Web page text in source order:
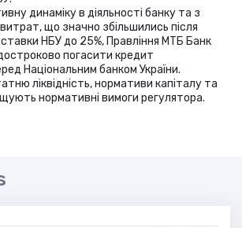
динаміку в діяльності банку та з
що значно збільшились після
ставки НБУ до 25%, Правління МТБ Банк
погасити кредит
Національним банком України.
ліквідність, нормативи капіталу та
нормативні вимоги регулятора.